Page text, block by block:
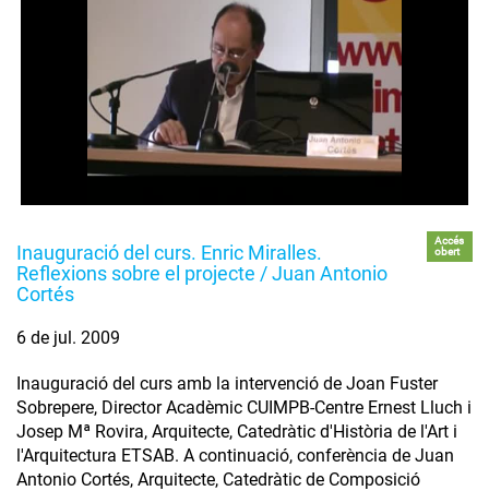
Inauguració del curs. Enric Miralles.
Reflexions sobre el projecte / Juan Antonio
Cortés
Accés
obert
6 de jul. 2009
Inauguració del curs amb la intervenció de Joan Fuster
Sobrepere, Director Acadèmic CUIMPB-Centre Ernest Lluch i
Josep Mª Rovira, Arquitecte, Catedràtic d'Història de l'Art i
l'Arquitectura ETSAB. A continuació, conferència de Juan
Antonio Cortés, Arquitecte, Catedràtic de Composició